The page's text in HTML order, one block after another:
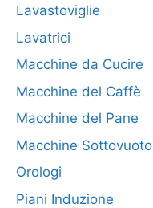
Lavastoviglie
Lavatrici
Macchine da Cucire
Macchine del Caffè
Macchine del Pane
Macchine Sottovuoto
Orologi
Piani Induzione